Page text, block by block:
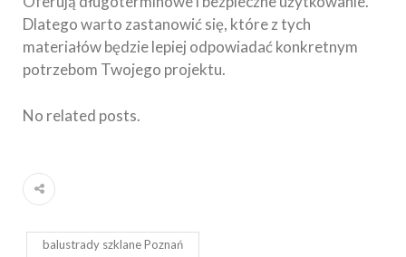
Dlatego warto zastanowić się, które z tych
materiałów będzie lepiej odpowiadać konkretnym
potrzebom Twojego projektu.
No related posts.
balustrady szklane Poznań